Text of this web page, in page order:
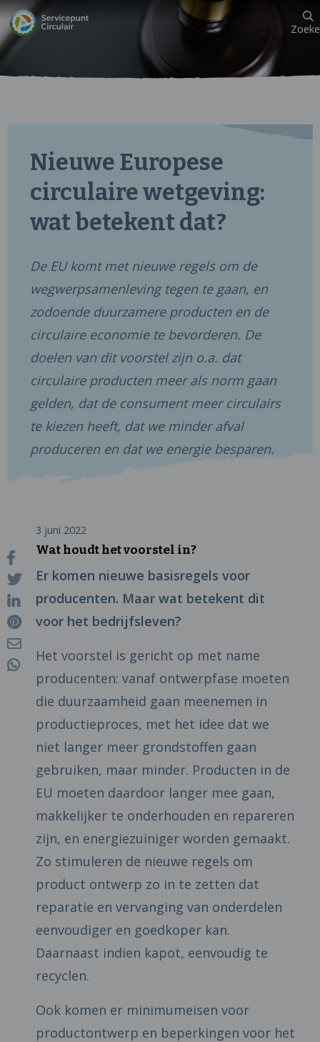
Nieuwe Europese
circulaire wetgeving:
wat betekent dat?
De EU komt met nieuwe regels om de
wegwerpsamenleving tegen te gaan, en
zodoende duurzamere producten en de
circulaire economie te bevorderen. De
doelen van dit voorstel zijn o.a. dat
circulaire producten meer als norm gaan
gelden, dat de consument meer circulairs
te kiezen heeft, dat we minder afval
produceren en dat we energie besparen.
3 juni 2022
Wat houdt het voorstel in?
Er komen nieuwe basisregels voor
producenten. Maar wat betekent dit
voor het bedrijfsleven?
Het voorstel is gericht op met name
producenten: vanaf ontwerpfase moeten
die duurzaamheid gaan meenemen in
productieproces, met het idee dat we
niet langer meer grondstoffen gaan
gebruiken, maar minder. Producten in de
EU moeten daardoor langer mee gaan,
makkelijker te onderhouden en repareren
zijn, en energiezuiniger worden gemaakt.
Zo stimuleren de nieuwe regels om
product ontwerp zo in te zetten dat
reparatie en vervanging van onderdelen
eenvoudiger en goedkoper kan.
Daarnaast indien kapot, eenvoudig te
recyclen.
Ook komen er minimumeisen voor
productontwerp en beperkingen voor het